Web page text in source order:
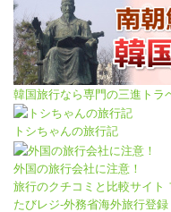
韓国旅行なら専門の三進トラ
トシちゃんの旅行記
外国の旅行会社に注意！
旅行のクチコミと比較サイト
たびレジ-外務省海外旅行登録